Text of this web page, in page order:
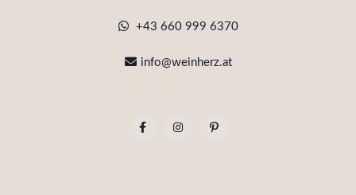
+43 660 999 6370
info@weinherz.at